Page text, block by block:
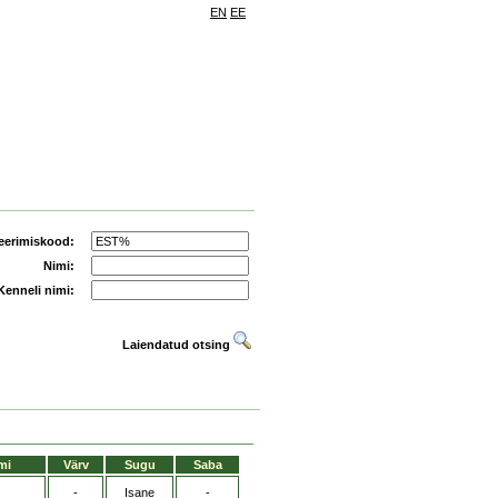
EN EE
Nimi:
nimi:
Laiendatud otsing
Värv Sugu Saba
- Isane -